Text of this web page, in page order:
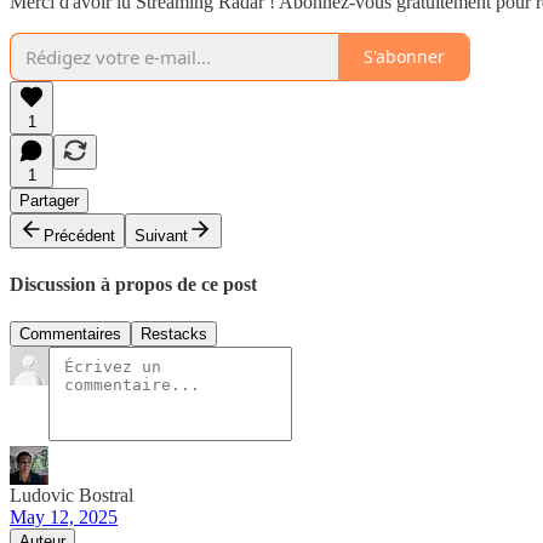
S'abonner
1
1
Partager
Précédent
Suivant
Discussion à propos de ce post
Commentaires Restacks
Ludovic Bostral
May 12, 2025